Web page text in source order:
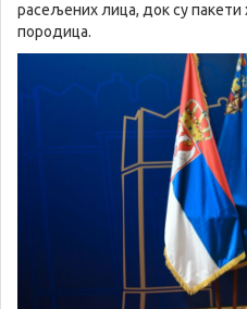
расељених лица, док су пакети
породица.